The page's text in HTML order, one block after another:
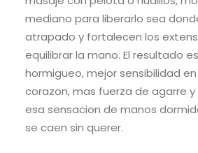
mediano para liberarlo sea
atrapado y fortalecen los
equilibrar la mano. El resultado
hormigueo, mejor sensibilidad
corazon, mas fuerza de agarre y
esa sensacion de manos
se caen sin querer.